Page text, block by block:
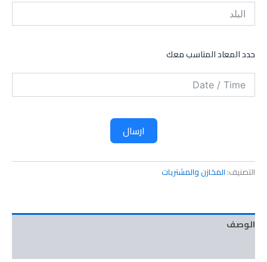
حدد المعاد المناسب معك
ارسال
التصنيف: المخازن والمشتريات
الوصف